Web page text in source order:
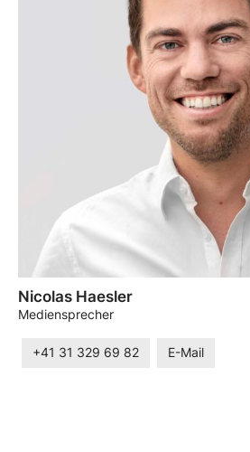
Nicolas Haesler
Mediensprecher
+41 31 329 69 82 E-Mail